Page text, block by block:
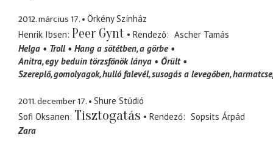
2012. március 17.
Örkény Színház
Henrik Ibsen Peer Gynt Rendező
Ascher Tamás
Helga
Troll Hang a sötétben a görbe
Anitra egy beduin törzsfőnök lánya
Őrült
Szereplő gomolyagok, hulló falevél, susogás a levegőben,
2011. december 17.
Shure Stúdió
Sofi Oksanen Tisztogatás Rendező
Sopsits Árpád
Zara